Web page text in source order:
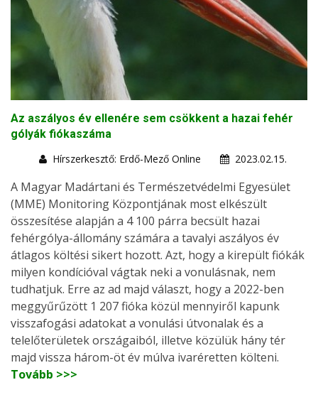
Az aszályos év ellenére sem csökkent a hazai fehér
gólyák fiókaszáma
Hírszerkesztő: Erdő-Mező Online
2023.02.15.
A Magyar Madártani és Természetvédelmi Egyesület
(MME) Monitoring Központjának most elkészült
összesítése alapján a 4 100 párra becsült hazai
fehérgólya-állomány számára a tavalyi aszályos év
átlagos költési sikert hozott. Azt, hogy a kirepült fiókák
milyen kondícióval vágtak neki a vonulásnak, nem
tudhatjuk. Erre az ad majd választ, hogy a 2022-ben
meggyűrűzött 1 207 fióka közül mennyiről kapunk
visszafogási adatokat a vonulási útvonalak és a
telelőterületek országaiból, illetve közülük hány tér
majd vissza három-öt év múlva ivaréretten költeni.
Tovább >>>